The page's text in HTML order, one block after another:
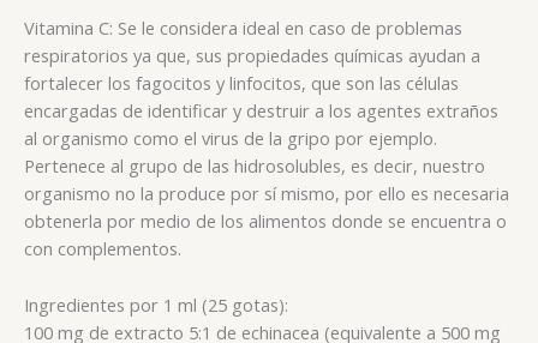
Vitamina C: Se le considera ideal en caso de problemas
respiratorios ya que, sus propiedades químicas ayudan a
fortalecer los fagocitos y linfocitos, que son las células
encargadas de identificar y destruir a los agentes extraños
al organismo como el virus de la gripo por ejemplo.
Pertenece al grupo de las hidrosolubles, es decir, nuestro
organismo no la produce por sí mismo, por ello es necesaria
obtenerla por medio de los alimentos donde se encuentra o
con complementos.
Ingredientes por 1 ml (25 gotas):
100 mg de extracto 5:1 de echinacea (equivalente a 500 mg